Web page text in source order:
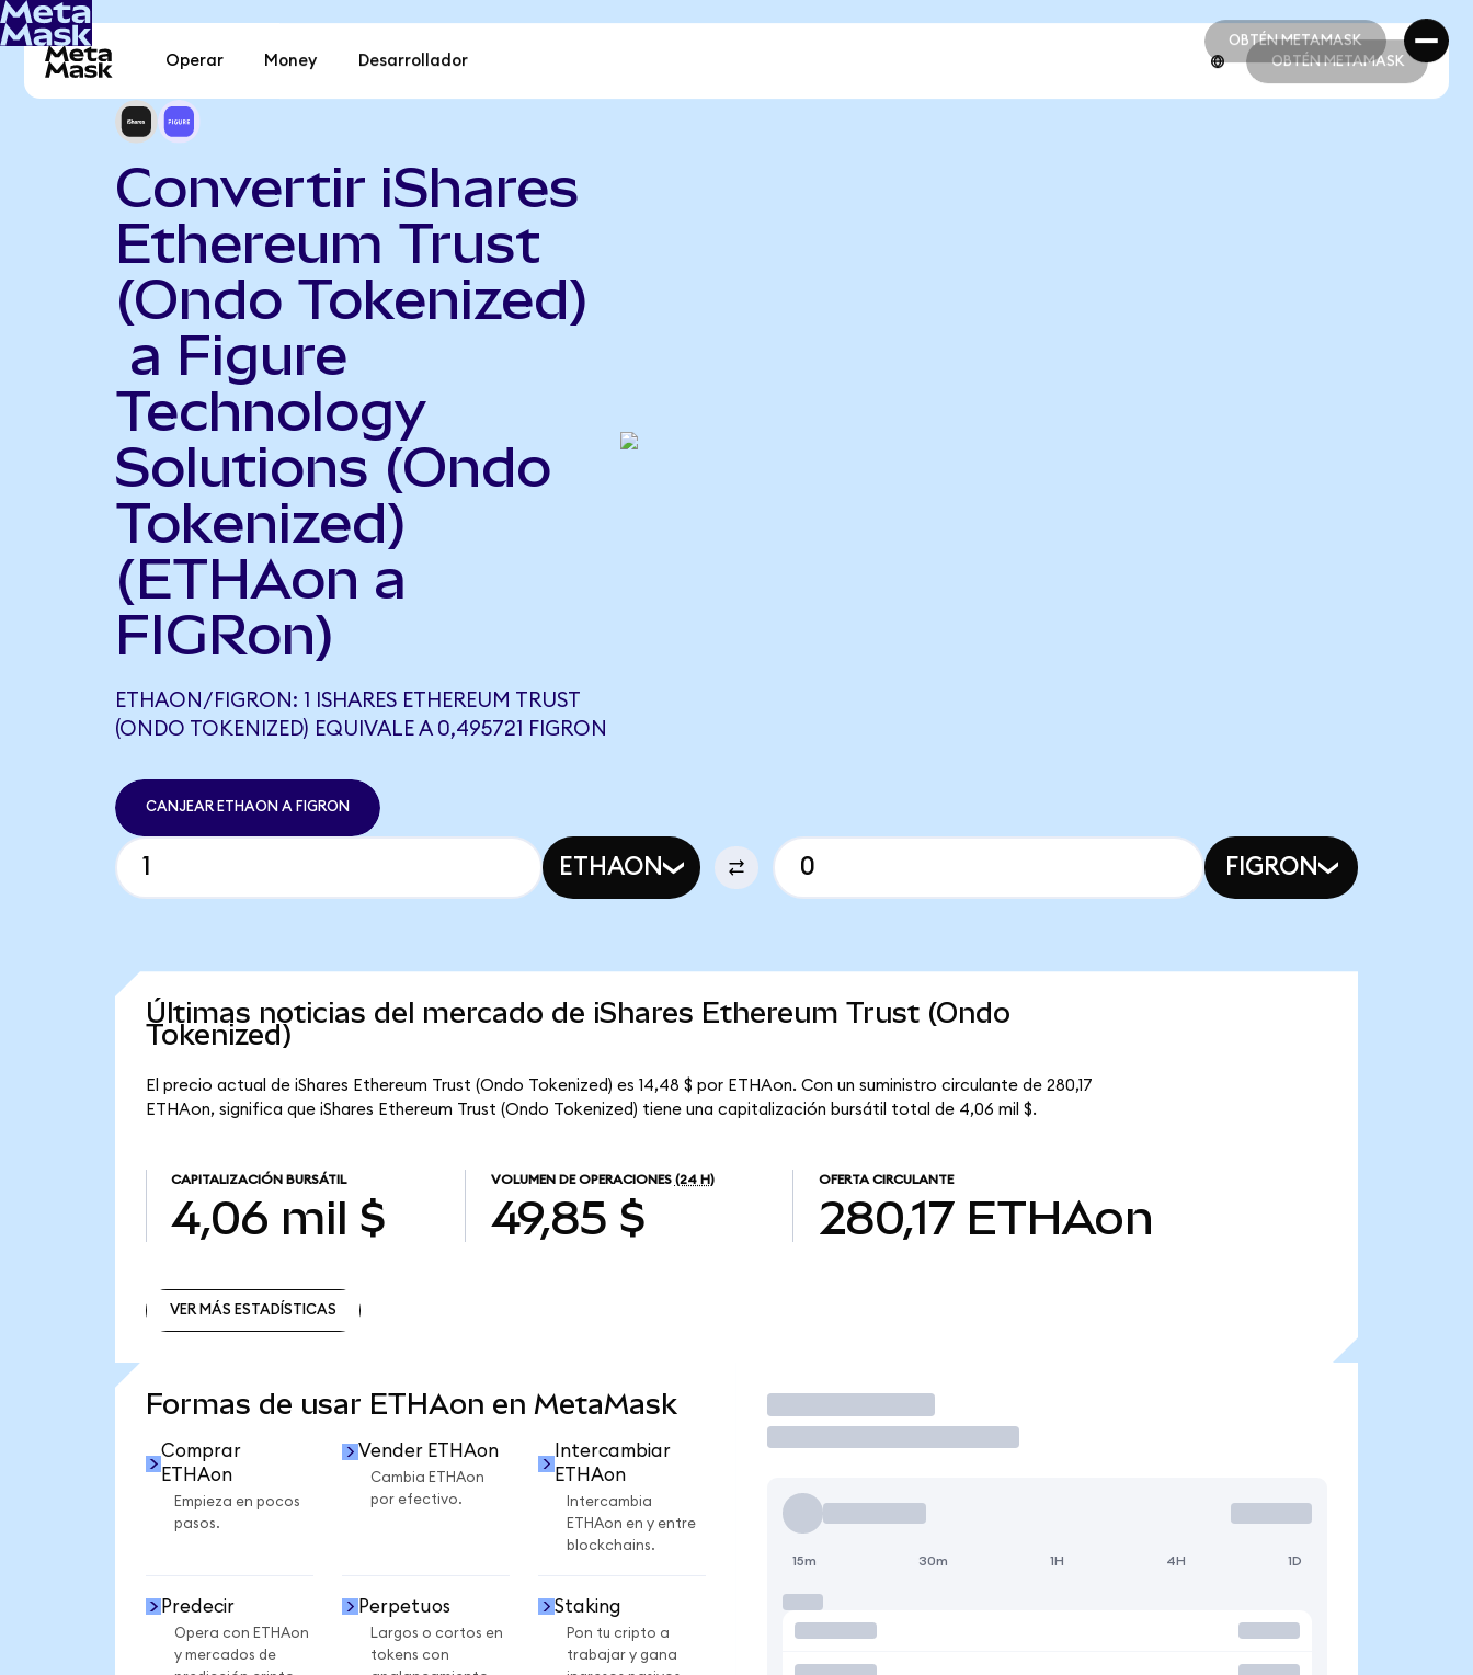
OBTÉN METAMASK
OBTÉN METAMASK
Operar Money Desarrollador OBTÉN METAMASK
Convertir iShares
Ethereum Trust
(Ondo Tokenized)
a Figure
Technology
Solutions (Ondo
Tokenized)
(ETHAon a
FIGRon)
ETHAON/FIGRON: 1 ISHARES ETHEREUM TRUST
(ONDO TOKENIZED) EQUIVALE A 0,495721 FIGRON
CANJEAR ETHAON A FIGRON
ETHAON FIGRON
Últimas noticias del mercado de iShares Ethereum Trust (Ondo
Tokenized)
El precio actual de iShares Ethereum Trust (Ondo Tokenized) es 14,48 $ por ETHAon. Con un suministro circulante de 280,17
ETHAon, significa que iShares Ethereum Trust (Ondo Tokenized) tiene una capitalización bursátil total de 4,06 mil $.
CAPITALIZACIÓN BURSÁTIL
4,06 mil $
VOLUMEN DE OPERACIONES (24 H)
49,85 $
OFERTA CIRCULANTE
280,17 ETHAon
VER MÁS ESTADÍSTICAS
Formas de usar ETHAon en MetaMask
Comprar
ETHAon
Empieza en pocos
pasos.
Vender ETHAon
Cambia ETHAon
por efectivo.
Intercambiar
ETHAon
Intercambia
ETHAon en y entre
blockchains.
Predecir
Opera con ETHAon
y mercados de
Perpetuos
Largos o cortos en
tokens con
Staking
Pon tu cripto a
trabajar y gana
Operar
15m 30m 1H 4H 1D